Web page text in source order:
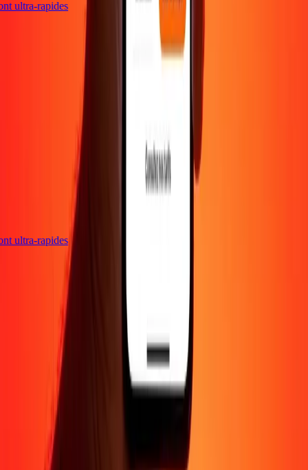
ultra-rapides
ultra-rapides
Blog
Envoyer de l'argent en
Entreprise Devenir agent
Devenir affilié
Politique de confidentialité
Avis sur les cookies
Promotion Prévention de la fraude
d'accessibilité
Suivez-nous